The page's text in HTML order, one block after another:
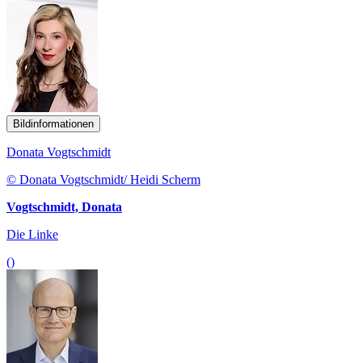
Bildinformationen
Donata Vogtschmidt
© Donata Vogtschmidt/ Heidi Scherm
Vogtschmidt, Donata
Die Linke
()